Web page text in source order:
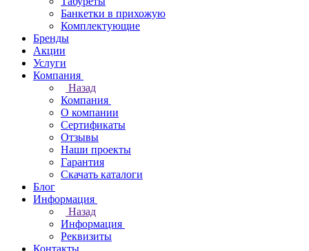
Банкетки в прихожую
Комплектующие
Бренды
Акции
Услуги
Компания
Назад
Компания
О компании
Сертификаты
Отзывы
Наши проекты
Гарантия
Скачать каталоги
Блог
Информация
Назад
Информация
Реквизиты
Контакты